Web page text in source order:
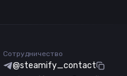
Сотрудничество
@steamify_contact